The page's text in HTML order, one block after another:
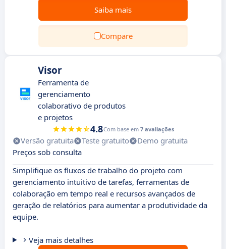
Saiba mais
Compare
Visor
Ferramenta de
gerenciamento
colaborativo de produtos
e projetos
4.8Com base em 7 avaliações
Versão gratuita Teste gratuito
Demo gratuita
Preços sob consulta
Simplifique os fluxos de trabalho do projeto com
gerenciamento intuitivo de tarefas, ferramentas de
colaboração em tempo real e recursos avançados de
geração de relatórios para aumentar a produtividade da
equipe.
Veja mais detalhes